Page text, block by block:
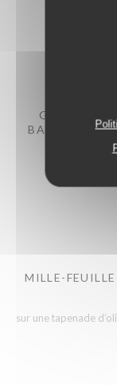
GASPACHO
BASILIC,
MILLE-
sur une tapenade